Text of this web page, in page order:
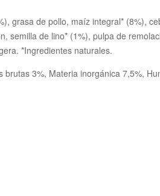
grasa de pollo, maíz integral* (8%),
semilla de lino* (1%), pulpa de
*Ingredientes naturales.
3%, Materia inorgánica 7,5%,